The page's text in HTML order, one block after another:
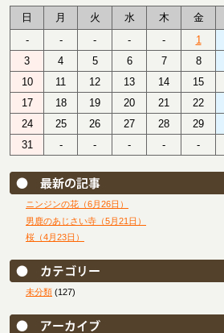
日 月 火 水 木 金
-
- - - - 1
3
4 5 6 7 8
10
11 12 13 14 15
17
18 19 20 21 22
24
25 26 27 28 29
31
- - - - -
ニンジンの花（6月26日）
男鹿のあじさい寺（5月21日）
桜（4月23日）
未分類 (127)